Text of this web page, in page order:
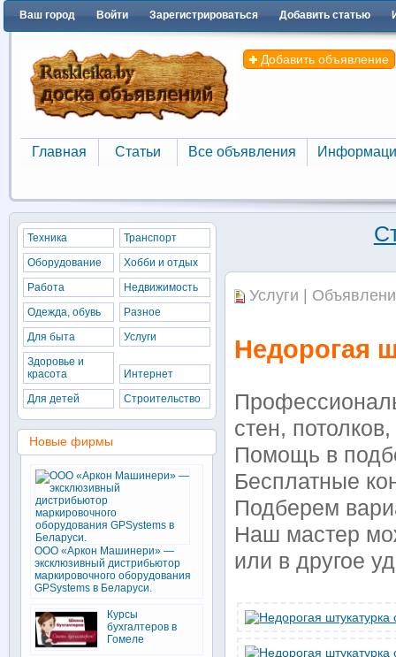
Ваш город Войти Зарегистрироваться Добавить статью
Добавить объявление
Главная
Главная
Статьи
Статьи
Все объявления
Все объявления
Услуги |
Недорогая
стен,
Помощь в
Бесплатные
Подберем
Наш мастер
или в другое
Техника
Транспорт
Оборудование
Хобби и отдых
Работа
Недвижимость
Одежда, обувь
Разное
Для быта
Услуги
Здоровье и
красота
Интернет
Для детей
Строительство
Новые фирмы
ООО «Аркон Машинери» —
эксклюзивный дистрибьютор
маркировочного оборудования
GPSystems в Беларуси.
Курсы
бухгалтеров в
Гомеле